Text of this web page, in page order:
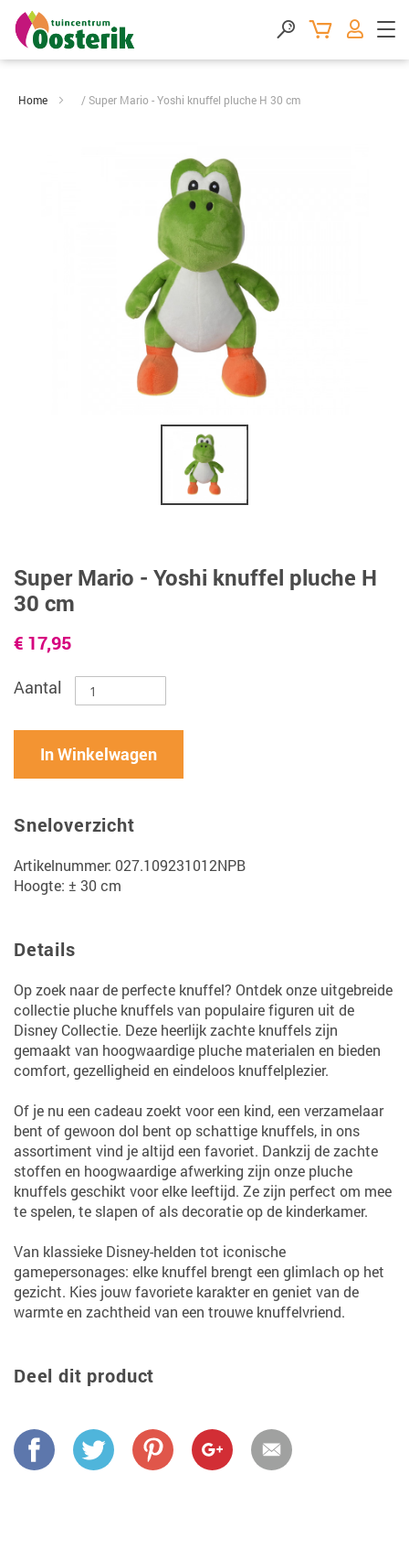
Home Super Mario - Yoshi knuffel pluche H 30 cm
Super Mario - Yoshi knuffel pluche H
30 cm
€ 17,95
Aantal
In Winkelwagen
Sneloverzicht
Artikelnummer: 027.109231012NPB
Hoogte: ± 30 cm
Details
Op zoek naar de perfecte knuffel? Ontdek onze uitgebreide
collectie pluche knuffels van populaire figuren uit de
Disney Collectie. Deze heerlijk zachte knuffels zijn
gemaakt van hoogwaardige pluche materialen en bieden
comfort, gezelligheid en eindeloos knuffelplezier.
Of je nu een cadeau zoekt voor een kind, een verzamelaar
bent of gewoon dol bent op schattige knuffels, in ons
assortiment vind je altijd een favoriet. Dankzij de zachte
stoffen en hoogwaardige afwerking zijn onze pluche
knuffels geschikt voor elke leeftijd. Ze zijn perfect om mee
te spelen, te slapen of als decoratie op de kinderkamer.
Van klassieke Disney-helden tot iconische
gamepersonages: elke knuffel brengt een glimlach op het
gezicht. Kies jouw favoriete karakter en geniet van de
warmte en zachtheid van een trouwe knuffelvriend.
Deel dit product